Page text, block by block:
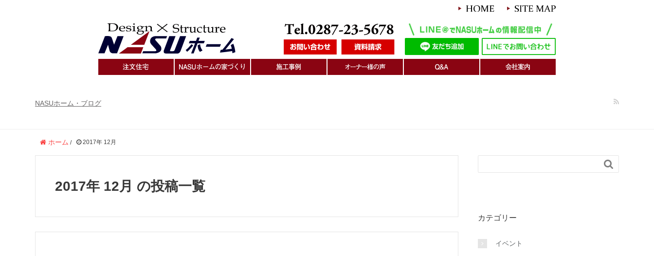
NASUホーム・ブログ
ホーム / 2017年 12月
2017年 12月 の投稿一覧

カテゴリー
イベント